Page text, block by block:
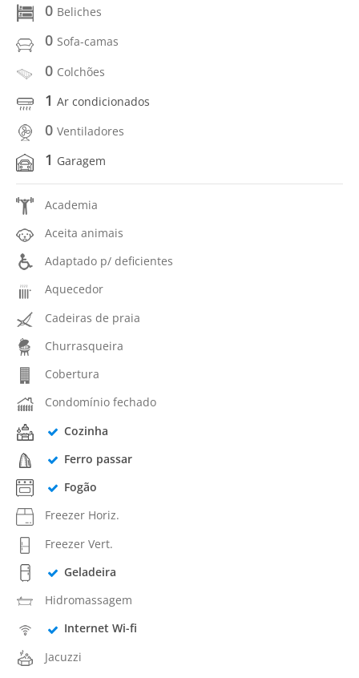
0 Beliches
0 Sofa-camas
0 Colchões
1 Ar condicionados
0 Ventiladores
1 Garagem
Academia
Aceita animais
Adaptado p/ deficientes
Aquecedor
Cadeiras de praia
Churrasqueira
Cobertura
Condomínio fechado
Cozinha
Ferro passar
Fogão
Freezer Horiz.
Freezer Vert.
Geladeira
Hidromassagem
Internet Wi-fi
Jacuzzi